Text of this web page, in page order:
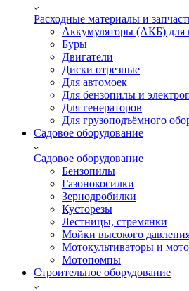
Расходные материалы и
Аккумуляторы (АКБ) для
Буры
Двигатели
Диски отрезные
Для автомоек
Для бензопилы и
Для генераторов
Для грузоподъёмного
Садовое оборудование
Садовое оборудование
Бензопилы
Газонокосилки
Зернодробилки
Кусторезы
Лестницы, стремянки
Мойки высокого
Мотокультиваторы и
Мотопомпы
Строительное оборудование